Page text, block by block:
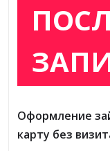
Оформление
карту без